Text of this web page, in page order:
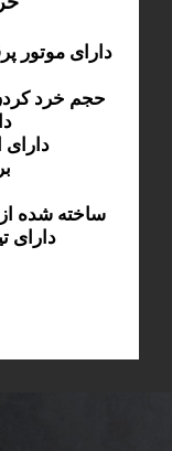
حجم خرد کردن 400 کیلوگرم محصول در
دارای ابعاد
ساخته شده از
دارای